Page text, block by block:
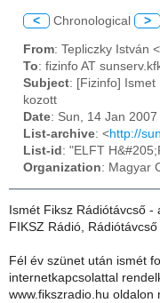
< Chronological >
From: Tepliczky István
To: fizinfo AT
Subject: [Fizinfo]
kozott
Date: Sun, 14 Jan
List-archive: <http://
List-id : "ELFT
Organization: Magyar
Ismét Fiksz Rádiótávcső
FIKSZ Rádió,
Fél év szünet után ismét
internetkapcsolattal
www.fikszradio.hu